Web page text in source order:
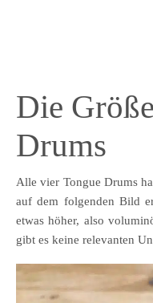
Die
Drums
Alle vier Tongue Drums
auf dem folgenden Bild
etwas höher, also
gibt es keine relevanten